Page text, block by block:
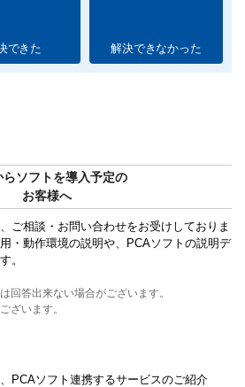
できた 解決できなかった
らソフトを導入予定の
お客様へ
ご相談・お問い合わせをお受けしておりま
・動作環境の説明や、PCAソフトの説明デ
。
回答出来ない場合がございます。
ざいます。
PCAソフト連携するサービスのご紹介